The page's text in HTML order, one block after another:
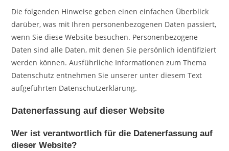
Die folgenden Hinweise geben einen einfachen Überblick
darüber, was mit Ihren personenbezogenen Daten passiert,
wenn Sie diese Website besuchen. Personenbezogene
Daten sind alle Daten, mit denen Sie persönlich identifiziert
werden können. Ausführliche Informationen zum Thema
Datenschutz entnehmen Sie unserer unter diesem Text
aufgeführten Datenschutzerklärung.
Datenerfassung auf dieser Website
Wer ist verantwortlich für die Datenerfassung auf
dieser Website?